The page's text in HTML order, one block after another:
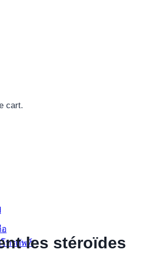
ทรศัพท์
cart.
les stéroïdes